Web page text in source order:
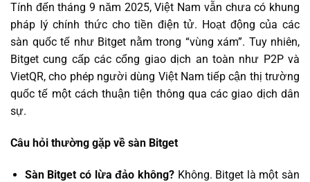
Tính đến tháng 9 năm 2025, Việt Nam vẫn chưa có khung
pháp lý chính thức cho tiền điện tử. Hoạt động của các
sàn quốc tế như Bitget nằm trong “vùng xám”. Tuy nhiên,
Bitget cung cấp các cổng giao dịch an toàn như P2P và
VietQR, cho phép người dùng Việt Nam tiếp cận thị trường
quốc tế một cách thuận tiện thông qua các giao dịch dân
sự.
Câu hỏi thường gặp về sàn Bitget
Sàn Bitget có lừa đảo không?Không. Bitget là một sàn